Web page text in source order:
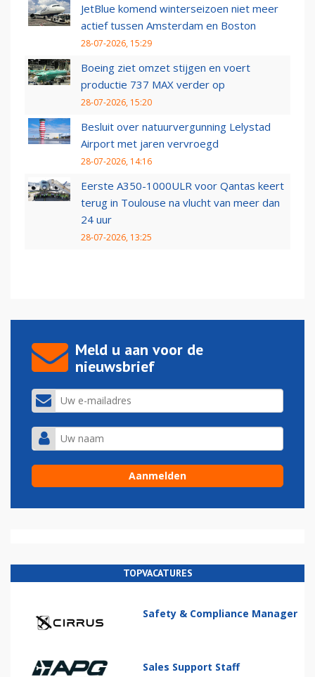
JetBlue komend winterseizoen niet meer
actief tussen Amsterdam en Boston
28-07-2026, 15:29
Boeing ziet omzet stijgen en voert
productie 737 MAX verder op
28-07-2026, 15:20
Besluit over natuurvergunning Lelystad
Airport met jaren vervroegd
28-07-2026, 14:16
Eerste A350-1000ULR voor Qantas keert
terug in Toulouse na vlucht van meer dan
24 uur
28-07-2026, 13:25
Meld u aan voor de
nieuwsbrief
TOPVACATURES
Safety & Compliance Manager
Sales Support Staff